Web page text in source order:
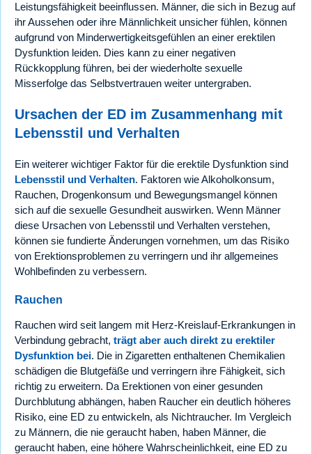
Leistungsfähigkeit beeinflussen. Männer, die sich in Bezug auf
ihr Aussehen oder ihre Männlichkeit unsicher fühlen, können
aufgrund von Minderwertigkeitsgefühlen an einer erektilen
Dysfunktion leiden. Dies kann zu einer negativen
Rückkopplung führen, bei der wiederholte sexuelle
Misserfolge das Selbstvertrauen weiter untergraben.
Ursachen der ED im Zusammenhang mit
Lebensstil und Verhalten
Ein weiterer wichtiger Faktor für die erektile Dysfunktion sind
Lebensstil und Verhalten. Faktoren wie Alkoholkonsum,
Rauchen, Drogenkonsum und Bewegungsmangel können
sich auf die sexuelle Gesundheit auswirken. Wenn Männer
diese Ursachen von Lebensstil und Verhalten verstehen,
können sie fundierte Änderungen vornehmen, um das Risiko
von Erektionsproblemen zu verringern und ihr allgemeines
Wohlbefinden zu verbessern.
Rauchen
Rauchen wird seit langem mit Herz-Kreislauf-Erkrankungen in
Verbindung gebracht, trägt aber auch direkt zu erektiler
Dysfunktion bei. Die in Zigaretten enthaltenen Chemikalien
schädigen die Blutgefäße und verringern ihre Fähigkeit, sich
richtig zu erweitern. Da Erektionen von einer gesunden
Durchblutung abhängen, haben Raucher ein deutlich höheres
Risiko, eine ED zu entwickeln, als Nichtraucher. Im Vergleich
zu Männern, die nie geraucht haben, haben Männer, die
geraucht haben, eine höhere Wahrscheinlichkeit, eine ED zu